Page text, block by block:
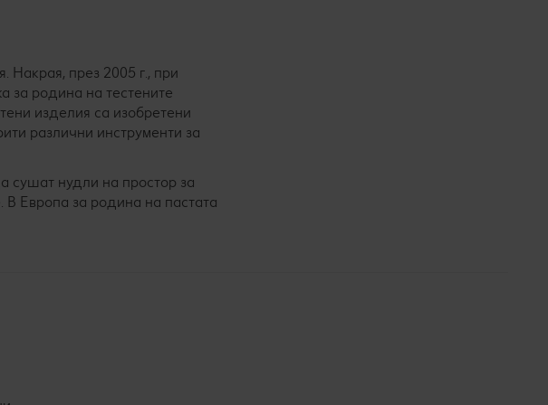
Накрая, през 2005 г., при
за родина на тестените
изделия са изобретени
различни инструменти за
сушат нудли на простор за
В Европа за родина на пастата